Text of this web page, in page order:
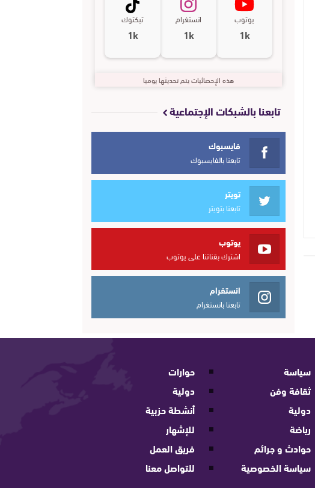
يوتوب
1k
انستغرام
1k
تيكتوك
1k
هذه الإحصائيات يتم تحديثها يوميا
تابعنا بالشبكات الإجتماعية
فايسبوك
تابعنا بالفايسبوك
تويتر
تابعنا بتويتر
يوتوب
اشترك بقناتنا على يوتوب
انستغرام
تابعنا بانستغرام
سياسة
ثقافة وفن
دولية
رياضة
حوادث و جرائم
سياسة الخصوصية
حوارات
دولية
أنشطة حزبية
للإشهار
فريق العمل
للتواصل معنا